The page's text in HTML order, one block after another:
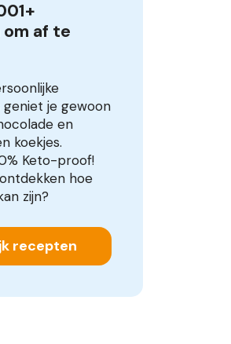
af te
geniet je gewoon
en
koekjes.
Keto-proof!
hoe
zijn?
recepten